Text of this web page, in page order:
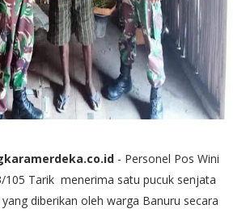
- Personel Pos Wini
105 Tarik menerima satu pucuk senjata
diberikan oleh warga Banuru secara